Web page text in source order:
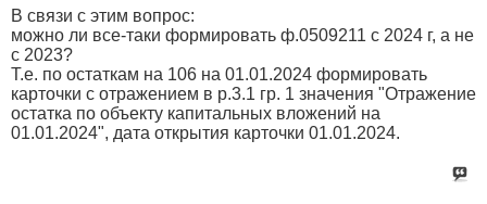
В связи с этим вопрос:
можно ли все-таки формировать ф.0509211 с 2024 г, а не
с 2023?
Т.е. по остаткам на 106 на 01.01.2024 формировать
карточки с отражением в р.3.1 гр. 1 значения "Отражение
остатка по объекту капитальных вложений на
01.01.2024", дата открытия карточки 01.01.2024.